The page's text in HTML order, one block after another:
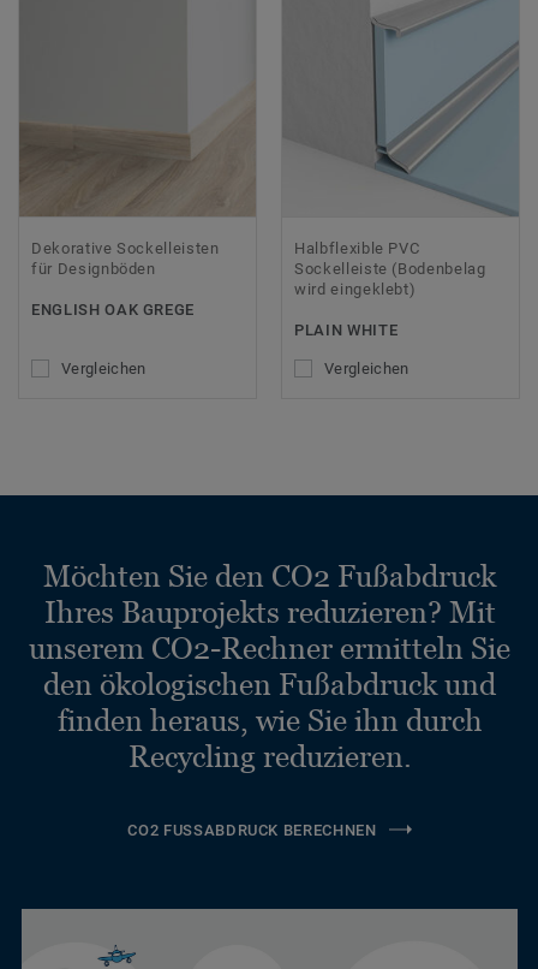
Dekorative Sockelleisten
für Designböden
ENGLISH OAK GREGE
Vergleichen
Halbflexible PVC
Sockelleiste (Bodenbelag
wird eingeklebt)
PLAIN WHITE
Vergleichen
Möchten Sie den CO2 Fußabdruck
Ihres Bauprojekts reduzieren? Mit
unserem CO2-Rechner ermitteln Sie
den ökologischen Fußabdruck und
finden heraus, wie Sie ihn durch
Recycling reduzieren.
CO2 FUSSABDRUCK BERECHNEN